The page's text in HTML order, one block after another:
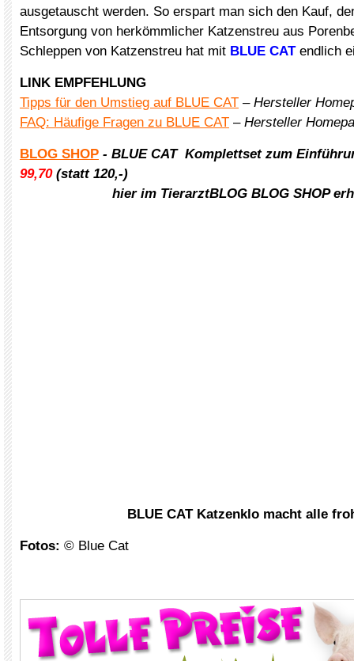
ausgetauscht werden. So erspart man sich den Kauf,
Entsorgung von herkömmlicher Katzenstreu aus
Schleppen von Katzenstreu hat mit BLUE CATendlich
LINK EMPFEHLUNG
Tipps für den Umstieg auf BLUE CAT – Hersteller
FAQ: Häufige Fragen zu BLUE CAT – Hersteller
BLOG SHOP - BLUE CAT Komplettset zum
99,70(statt 120,-)
hier im TierarztBLOG BLOG SHOP
BLUE CAT Katzenklo macht alle
Fotos: © Blue Cat